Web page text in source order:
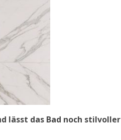
lässt das Bad noch stilvoller